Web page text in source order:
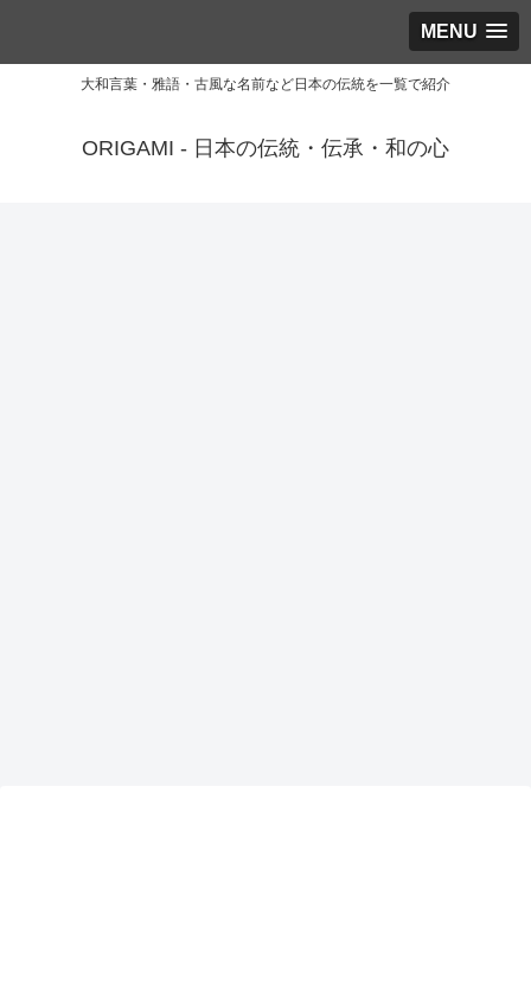
MENU
大和言葉・雅語・古風な名前など日本の伝統を一覧で紹介
ORIGAMI - 日本の伝統・伝承・和の心